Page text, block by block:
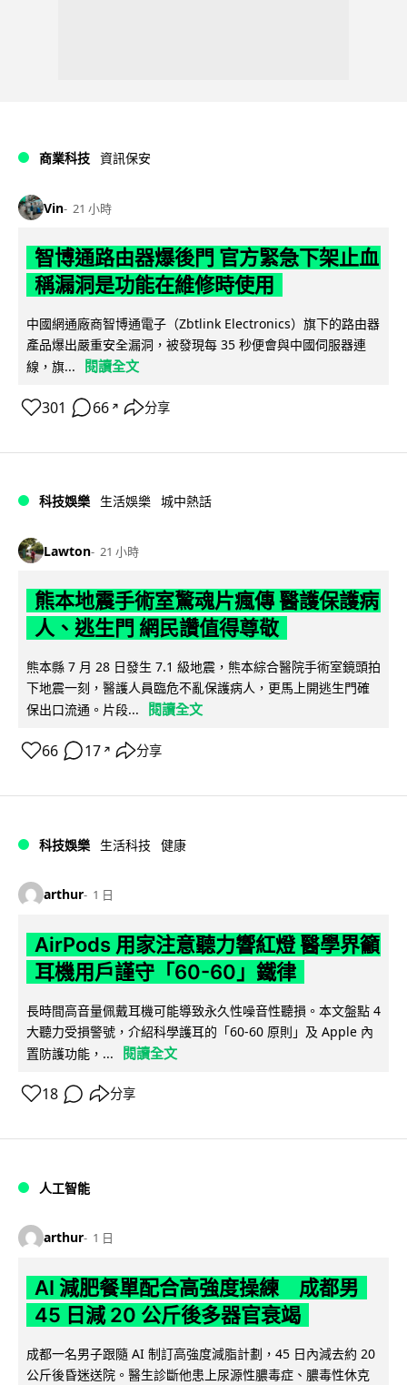
商業科技 資訊保安
Vin 21 小時
智博通路由器爆後門 官方緊急下架止血
稱漏洞是功能在維修時使用
中國網通廠商智博通電子（Zbtlink Electronics）旗下的路由器
產品爆出嚴重安全漏洞，被發現每 35 秒便會與中國伺服器連
線，旗...
閱讀全文
301 66 ↗ 分享
科技娛樂 生活娛樂 城中熱話
Lawton 21 小時
熊本地震手術室驚魂片瘋傳 醫護保護病
人、逃生門 網民讚值得尊敬
熊本縣 7 月 28 日發生 7.1 級地震，熊本綜合醫院手術室鏡頭拍
下地震一刻，醫護人員臨危不亂保護病人，更馬上開逃生門確
保出口流通。片段...
閱讀全文
66 17 ↗ 分享
科技娛樂 生活科技 健康
arthur 1 日
AirPods 用家注意聽力響紅燈 醫學界籲
耳機用戶謹守「60-60」鐵律
長時間高音量佩戴耳機可能導致永久性噪音性聽損。本文盤點 4
大聽力受損警號，介紹科學護耳的「60-60 原則」及 Apple 內
置防護功能，...
閱讀全文
18 分享
人工智能
arthur 1 日
AI 減肥餐單配合高強度操練 成都男
45 日減 20 公斤後多器官衰竭
成都一名男子跟隨 AI 制訂高強度減脂計劃，45 日內減去約 20
公斤後昏迷送院。醫生診斷他患上尿源性膿毒症、膿毒性休克